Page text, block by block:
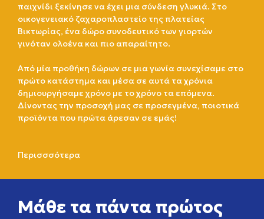
παιχνίδι ξεκίνησε να έχει μια σύνδεση γλυκιά. Στο
οικογενειακό ζαχαροπλαστείο της πλατείας
Βικτωρίας, ένα δώρο συνοδευτικό των γιορτών
γινόταν ολοένα και πιο απαραίτητο.
Από μία προθήκη δώρων σε μια γωνία συνεχίσαμε στο
πρώτο κατάστημα και μέσα σε αυτά τα χρόνια
δημιουργήσαμε χρόνο με το χρόνο τα επόμενα.
Δίνοντας την προσοχή μας σε προσεγμένα, ποιοτικά
προϊόντα που πρώτα άρεσαν σε εμάς!
Περισσσότερα
Μάθε τα πάντα πρώτος